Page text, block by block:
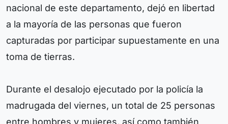
nacional de este departamento, dejó en libertad
a la mayoría de las personas que fueron
capturadas por participar supuestamente en una
toma de tierras.
Durante el desalojo ejecutado por la policía la
madrugada del viernes, un total de 25 personas
entre hombres y mujeres, así como también